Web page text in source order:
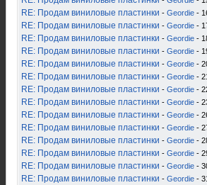
RE: Продам виниловые пластинки - Geordie -
RE: Продам виниловые пластинки - Geordie -
RE: Продам виниловые пластинки - Geordie -
RE: Продам виниловые пластинки - Geordie -
RE: Продам виниловые пластинки - Geordie -
RE: Продам виниловые пластинки - Geordie -
RE: Продам виниловые пластинки - Geordie -
RE: Продам виниловые пластинки - Geordie -
RE: Продам виниловые пластинки - Geordie -
RE: Продам виниловые пластинки - Geordie -
RE: Продам виниловые пластинки - Geordie -
RE: Продам виниловые пластинки - Geordie -
RE: Продам виниловые пластинки - Geordie -
RE: Продам виниловые пластинки - Geordie -